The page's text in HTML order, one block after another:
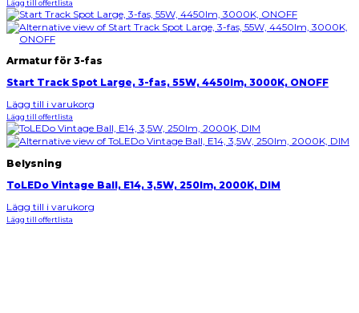
Lägg till offertlista
Armatur för 3-fas
Start Track Spot Large, 3-fas, 55W, 4450lm, 3000K, ONOFF
Lägg till i varukorg
Lägg till offertlista
Belysning
ToLEDo Vintage Ball, E14, 3,5W, 250lm, 2000K, DIM
Lägg till i varukorg
Lägg till offertlista